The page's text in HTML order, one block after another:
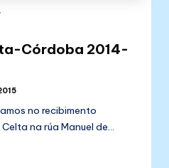
Córdoba 2014-
no recibimento
na rúa Manuel de…